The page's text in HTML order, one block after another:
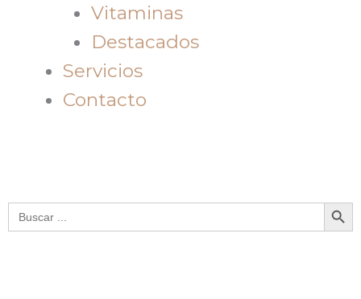
Vitaminas
Destacados
Servicios
Contacto
Buscar: Botón de